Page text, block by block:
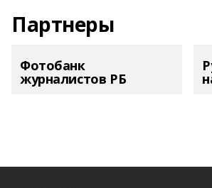
Партнеры
Фотобанк
журналистов РБ